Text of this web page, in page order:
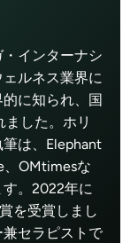
インターナシ
ルネス業界に
に知られ、国
した。ホリ
は、Elephant
、OMtimesな
。2022年に
を受賞しまし
セラピストで